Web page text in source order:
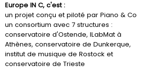
Europe IN C, c'est :
un projet conçu et piloté par Piano & Co
un consortium avec 7 structures :
conservatoire d'Ostende, lLabMat à
Athènes, conservatoire de Dunkerque,
institut de musique de Rostock et
conservatoire de Trieste